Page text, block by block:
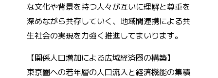
な文化や背景を持つ人々が互いに理解と尊重を
深めながら共存していく、地域間連携による共
生社会の実現を力強く推進してまいります。
【関係人口増加による広域経済圏の構築】
東京圏への若年層の人口流入と経済機能の集積